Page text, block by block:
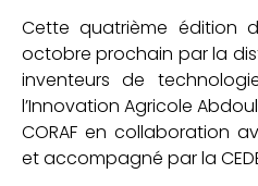
Cette quatrième édition
octobre prochain par la
inventeurs de
l’Innovation Agricole
CORAF en collaboration
et accompagné par la